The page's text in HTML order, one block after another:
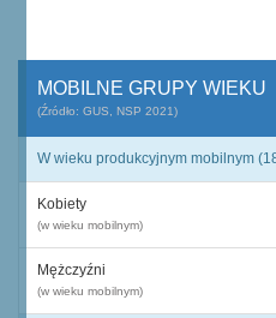
MOBILNE GRUPY WIEKU
(Źródło: GUS, NSP 2021)
W wieku produkcyjnym mobilnym
Kobiety
(w wieku mobilnym)
Mężczyźni
(w wieku mobilnym)